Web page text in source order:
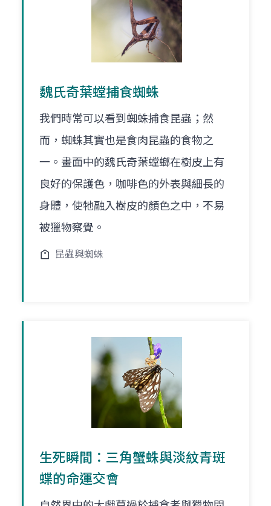
魏氏奇葉螳捕食蜘蛛
我們時常可以看到蜘蛛捕食昆蟲；然
而，蜘蛛其實也是食肉昆蟲的食物之
一。畫面中的魏氏奇葉螳螂在樹皮上有
良好的保護色，咖啡色的外表與細長的
身體，使牠融入樹皮的顏色之中，不易
被獵物察覺。
昆蟲與蜘蛛
生死瞬間：三角蟹蛛與淡紋青斑
蝶的命運交會